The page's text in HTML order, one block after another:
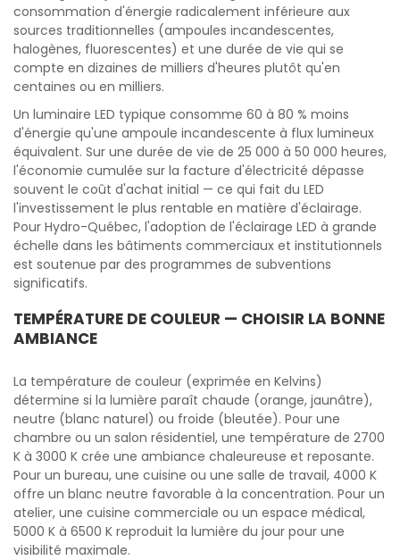
consommation d'énergie radicalement inférieure aux
sources traditionnelles (ampoules incandescentes,
halogènes, fluorescentes) et une durée de vie qui se
compte en dizaines de milliers d'heures plutôt qu'en
centaines ou en milliers.
Un luminaire LED typique consomme 60 à 80 % moins
d'énergie qu'une ampoule incandescente à flux lumineux
équivalent. Sur une durée de vie de 25 000 à 50 000 heures,
l'économie cumulée sur la facture d'électricité dépasse
souvent le coût d'achat initial — ce qui fait du LED
l'investissement le plus rentable en matière d'éclairage.
Pour Hydro-Québec, l'adoption de l'éclairage LED à grande
échelle dans les bâtiments commerciaux et institutionnels
est soutenue par des programmes de subventions
significatifs.
TEMPÉRATURE DE COULEUR — CHOISIR LA BONNE
AMBIANCE
La température de couleur (exprimée en Kelvins)
détermine si la lumière paraît chaude (orange, jaunâtre),
neutre (blanc naturel) ou froide (bleutée). Pour une
chambre ou un salon résidentiel, une température de 2700
K à 3000 K crée une ambiance chaleureuse et reposante.
Pour un bureau, une cuisine ou une salle de travail, 4000 K
offre un blanc neutre favorable à la concentration. Pour un
atelier, une cuisine commerciale ou un espace médical,
5000 K à 6500 K reproduit la lumière du jour pour une
visibilité maximale.